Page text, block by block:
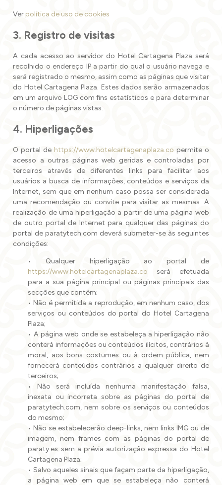
Ver política de uso de cookies
3. Registro de visitas
A cada acesso ao servidor do Hotel Cartagena Plaza será
recolhido o endereço IP a partir do qual o usuário navega e
será registrado o mesmo, assim como as páginas que visitar
do Hotel Cartagena Plaza. Estes dados serão armazenados
em um arquivo LOG com fins estatísticos e para determinar
o número de páginas vistas.
4. Hiperligações
O portal de https://www.hotelcartagenaplaza.co permite o
acesso a outras páginas web geridas e controladas por
terceiros através de diferentes links para facilitar aos
usuários a busca de informações, conteúdos e serviços da
Internet, sem que em nenhum caso possa ser considerada
uma recomendação ou convite para visitar as mesmas. A
realização de uma hiperligação a partir de uma página web
de outro portal de Internet para qualquer das páginas do
portal de paratytech.com deverá submeter-se às seguintes
condições:
• Qualquer hiperligação ao portal de
https://www.hotelcartagenaplaza.co será efetuada
para a sua página principal ou páginas principais das
secções que contém;
• Não é permitida a reprodução, em nenhum caso, dos
serviços ou conteúdos do portal do Hotel Cartagena
Plaza;
• A página web onde se estabeleça a hiperligação não
conterá informações ou conteúdos ilícitos, contrários à
moral, aos bons costumes ou à ordem pública, nem
fornecerá conteúdos contrários a qualquer direito de
terceiros;
• Não será incluída nenhuma manifestação falsa,
inexata ou incorreta sobre as páginas do portal de
paratytech.com, nem sobre os serviços ou conteúdos
do mesmo;
• Não se estabelecerão deep-links, nem links IMG ou de
imagem, nem frames com as páginas do portal de
paraty.es sem a prévia autorização expressa do Hotel
Cartagena Plaza;
• Salvo aqueles sinais que façam parte da hiperligação,
a página web em que se estabeleça não conterá